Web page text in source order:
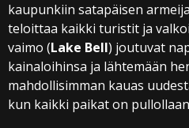
kaupunkiin satapäisen
teloittaa kaikki turistit ja
vaimo (Lake Bell) joutuvat
kainaloihinsa ja lähtemään
mahdollisimman kauas
kun kaikki paikat on